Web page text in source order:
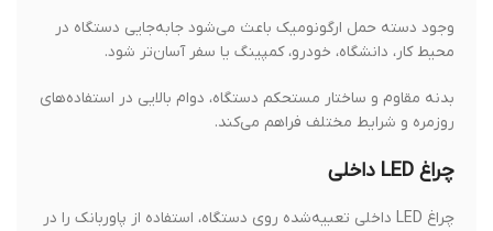
وجود دسته حمل ارگونومیک باعث می‌شود جابه‌جایی دستگاه در
محیط کار، دانشگاه، خودرو، کمپینگ یا سفر آسان‌تر شود.
بدنه مقاوم و ساختار مستحکم دستگاه، دوام بالایی در استفاده‌های
روزمره و شرایط مختلف فراهم می‌کند.
چراغ LED داخلی
چراغ LED داخلی تعبیه‌شده روی دستگاه، استفاده از پاوربانک را در